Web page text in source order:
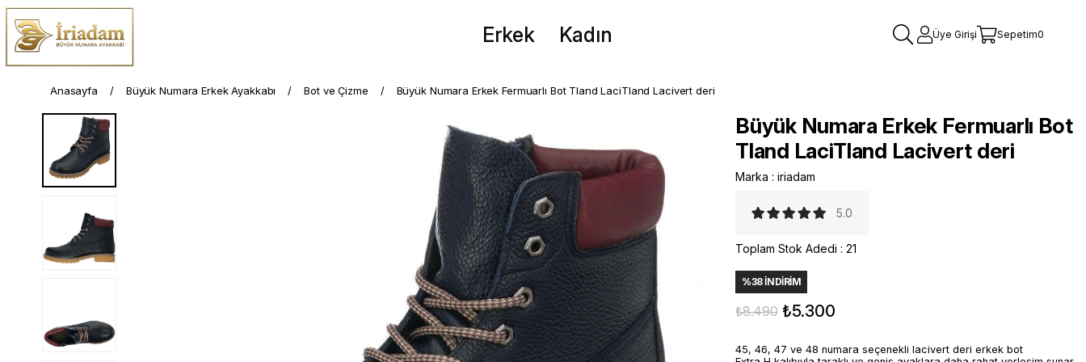
Erkek Kadın Üye Girişi Sepetim0
Anasayfa Büyük Numara Erkek Ayakkabı Bot ve Çizme Büyük Numara Erkek Fermuarlı Bot Tland LaciTland Lacivert deri
Büyük Numara Erkek Fermuarlı Bot
Tland LaciTland Lacivert deri
Marka : iriadam
5.0
Toplam Stok Adedi : 21
%38İNDIRIM
₺8.490 ₺5.300
45, 46, 47 ve 48 numara seçenekli lacivert deri erkek bot